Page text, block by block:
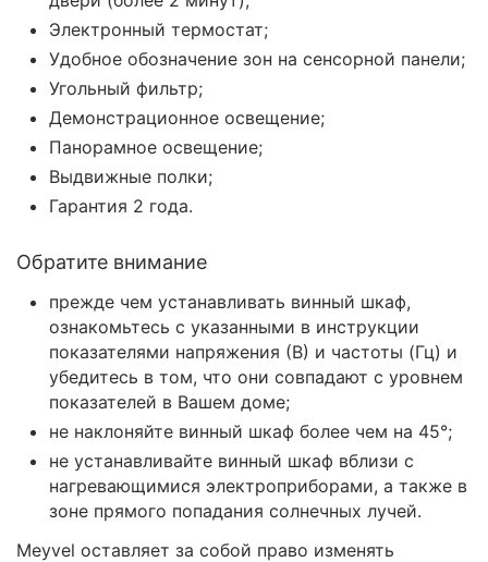
Электронный термостат;
Удобное обозначение зон на сенсорной панели;
Угольный фильтр;
Демонстрационное освещение;
Панорамное освещение;
Выдвижные полки;
Гарантия 2 года.
Обратите внимание
прежде чем устанавливать винный шкаф,
ознакомьтесь с указанными в инструкции
показателями напряжения (В) и частоты (Гц) и
убедитесь в том, что они совпадают с уровнем
показателей в Вашем доме;
не наклоняйте винный шкаф более чем на 45°;
не устанавливайте винный шкаф вблизи с
нагревающимися электроприборами, а также в
зоне прямого попадания солнечных лучей.
Meyvel оставляет за собой право изменять